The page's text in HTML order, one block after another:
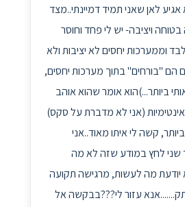
לאן שאני תמיד דמיינתי..מצד
בטוחה ויציבה- יש לי פחד וחוסר
וממערכות יחסים לא יציבות ולא
הם "בורחים" בתוך מערכות יחסים,
ביותר...)הוא אומר שהוא אוהב
אינטימיות (אני לא מדברת על סקס)
קשה לי איתו מאוד..אני
לחץ במודע שזה לא מה
יודעת מה לעשות, מרגישה תקועה
עזור לי???בבקשה אל